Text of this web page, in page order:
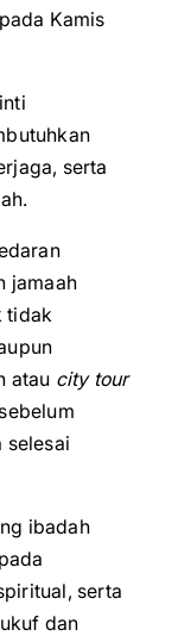
Kamis
serta
jamaah
tidak
atau city tour
selesai
ibadah
serta
dan